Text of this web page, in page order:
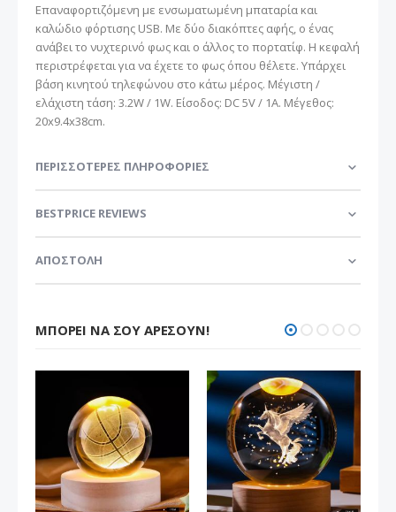
Eπαναφορτιζόμενη με ενσωματωμένη μπαταρία και
καλώδιο φόρτισης USB. Με δύο διακόπτες αφής, ο ένας
ανάβει το νυχτερινό φως και ο άλλος το πορτατίφ. Η κεφαλή
περιστρέφεται για να έχετε το φως όπου θέλετε. Υπάρχει
βάση κινητού τηλεφώνου στο κάτω μέρος. Μέγιστη /
ελάχιστη τάση: 3.2W / 1W. Είσοδος: DC 5V / 1A. Μέγεθος:
20x9.4x38cm.
ΠΕΡΙΣΣΌΤΕΡΕΣ ΠΛΗΡΟΦΟΡΊΕΣ
BESTPRICE REVIEWS
ΑΠΟΣΤΟΛΗ
ΜΠΟΡΕΊ ΝΑ ΣΟΥ ΑΡΈΣΟΥΝ!